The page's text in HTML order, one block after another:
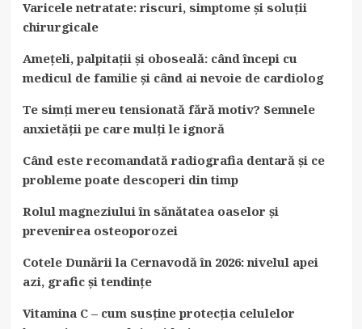
Varicele netratate: riscuri, simptome și soluții
chirurgicale
Amețeli, palpitații și oboseală: când începi cu
medicul de familie și când ai nevoie de cardiolog
Te simți mereu tensionată fără motiv? Semnele
anxietății pe care mulți le ignoră
Când este recomandată radiografia dentară și ce
probleme poate descoperi din timp
Rolul magneziului în sănătatea oaselor și
prevenirea osteoporozei
Cotele Dunării la Cernavodă în 2026: nivelul apei
azi, grafic și tendințe
Vitamina C – cum susține protecția celulelor